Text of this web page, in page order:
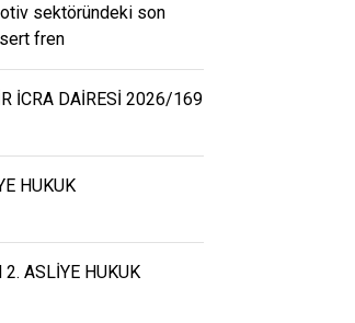
sektöründeki son
fren
İCRA DAİRESİ 2026/169
HUKUK
2. ASLİYE HUKUK